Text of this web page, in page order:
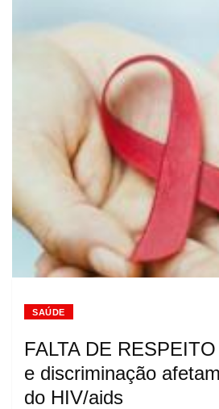
SAÚDE
FALTA DE
e discriminação
do HIV/aids